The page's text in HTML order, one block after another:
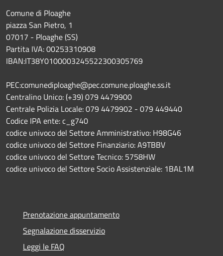
Comune di Ploaghe
piazza San Pietro, 1
07017 - Ploaghe (SS)
Partita IVA: 00253310908
IBAN:IT38Y0100003245522300305769
PEC:comunediploaghe@pec.comune.ploaghe.ss.it
Centralino Unico: (+39) 079 4479900
Centrale Polizia Locale: 079 4479902 - 079 449440
Codice IPA ente: c_g740
codice univoco del Settore Amministrativo: H98G46
codice univoco del Settore Finanziario: A9TBBV
codice univoco del Settore Tecnico: 5758HW
codice univoco del Settore Socio Assistenziale: 1BAL1M
Prenotazione appuntamento
Segnalazione disservizio
Leggi le FAQ